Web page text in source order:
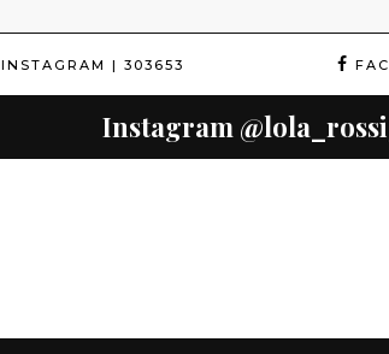
INSTAGRAM | 303653
Instagram @lola_rossi_